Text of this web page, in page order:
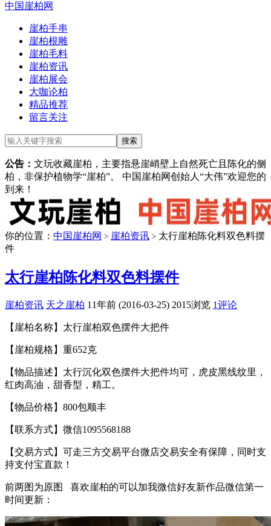
中国崖柏网
崖柏手串
崖柏根雕
崖柏毛料
崖柏资讯
崖柏展会
大咖论柏
精品推荐
留言关注
公告： 文玩收藏崖柏，主要指悬崖峭壁上自然死亡且陈化的侧
柏，非保护植物学“崖柏”。 中国崖柏网创始人“大伟”欢迎您的
到来！
你的位置： 中国崖柏网 > 崖柏资讯 > 太行崖柏陈化料双色料摆
件
太行崖柏陈化料双色料摆件
崖柏资讯 天之崖柏 11年前 (2016-03-25) 2015浏览 1评论
【崖柏名称】太行崖柏双色摆件大把件
【崖柏规格】重652克
【物品描述】太行沉化双色摆件大把件均可，虎皮黑线纹里，
红肉高油，甜香型，精工。
【物品价格】800包顺丰
【联系方式】微信1095568188
【交易方式】可走三方交易平台微店交易安全有保障，同时支
持支付宝直款！
前两图为原图 喜欢崖柏的可以加我微信好友新作品微信第一
时间更新：